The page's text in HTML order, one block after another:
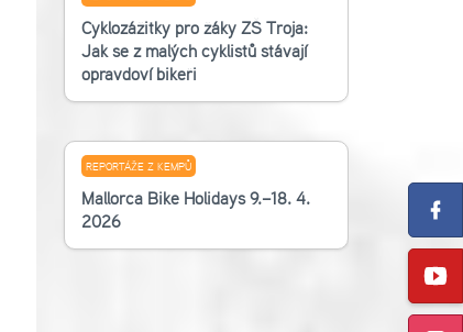
Cyklozážitky pro žáky ZŠ Troja:
Jak se z malých cyklistů stávají
opravdoví bikeři
REPORTÁŽE Z KEMPŮ
Mallorca Bike Holidays 9.–18. 4.
2026